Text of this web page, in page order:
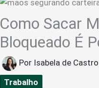
Como Sacar
Bloqueado É
Por Isabela de
Trabalho